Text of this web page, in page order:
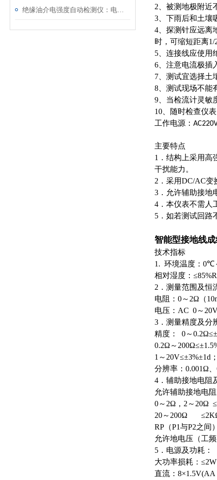
2 、被测地极附
3 、下雨后和土
4 、探测针应远
时，可缩短距离1/
5 、连接线应使
6 、注意电流极
7 、测试宜选择
8 、测试现场不
9 、当检流计灵
10 、随时检查仪
工作电源：
主要特点
1 ．结构上采用
干扰能力。
2 ．采用DC/AC变
3 ．允许辅助接地
4 ．本仪表不需人
5 ．如若测试回路
智能型接地线
技术指标
1. 环境温度： 0℃
相对湿度：
2 ．测量范围及恒
电阻： 0～ 2Ω （
电压： AC 0～
3 ．测量精度及分
精度：
0～
0.2Ω ～
1 ～ 20V≤±3%±1d
分辨率： 0.001Ω
4 ．辅助接地电
允许辅助接地电阻
0～ 2Ω ， 2 ～ 20Ω
20～ 200Ω
RP （P1与P2之间
允许地电压（工
5 ．电源及功耗：
大功率损耗： ≤2W
直流： 8×1.5V(AA